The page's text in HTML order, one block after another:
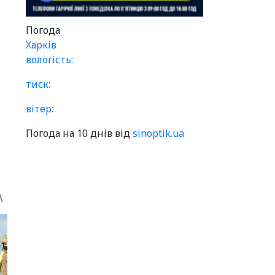
Погода
Харків
вологість:
тиск:
вітер:
Погода на 10 днів відsinoptik.ua